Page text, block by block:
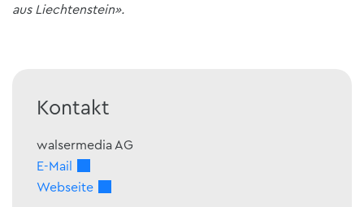
aus Liechtenstein».
Kontakt
walsermedia AG
E-Mail
Webseite